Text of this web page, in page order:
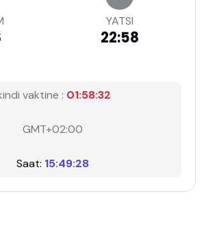
YATSI
22:58
vaktine :01:58:31
GMT+02:00
Saat: 15:49:29